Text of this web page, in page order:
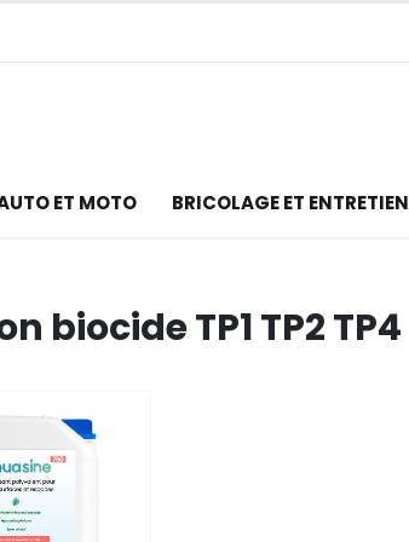
ET MOTO BRICOLAGE ET ENTRETIEN
biocide TP1 TP2 TP4